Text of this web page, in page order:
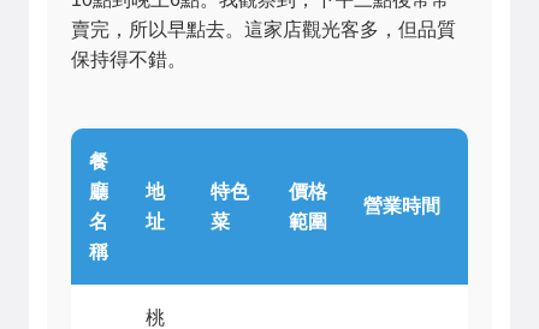
賣完，所以早點去。這家店觀光客多，但品質
保持得不錯。
餐
廳
名
稱
地
址
特色
菜
價格
範圍
營業時間
桃